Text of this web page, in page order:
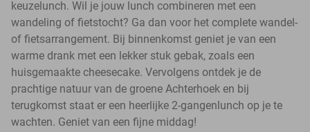
keuzelunch. Wil je jouw lunch combineren met een
wandeling of fietstocht? Ga dan voor het complete wandel-
of fietsarrangement. Bij binnenkomst geniet je van een
warme drank met een lekker stuk gebak, zoals een
huisgemaakte cheesecake. Vervolgens ontdek je de
prachtige natuur van de groene Achterhoek en bij
terugkomst staat er een heerlijke 2-gangenlunch op je te
wachten. Geniet van een fijne middag!